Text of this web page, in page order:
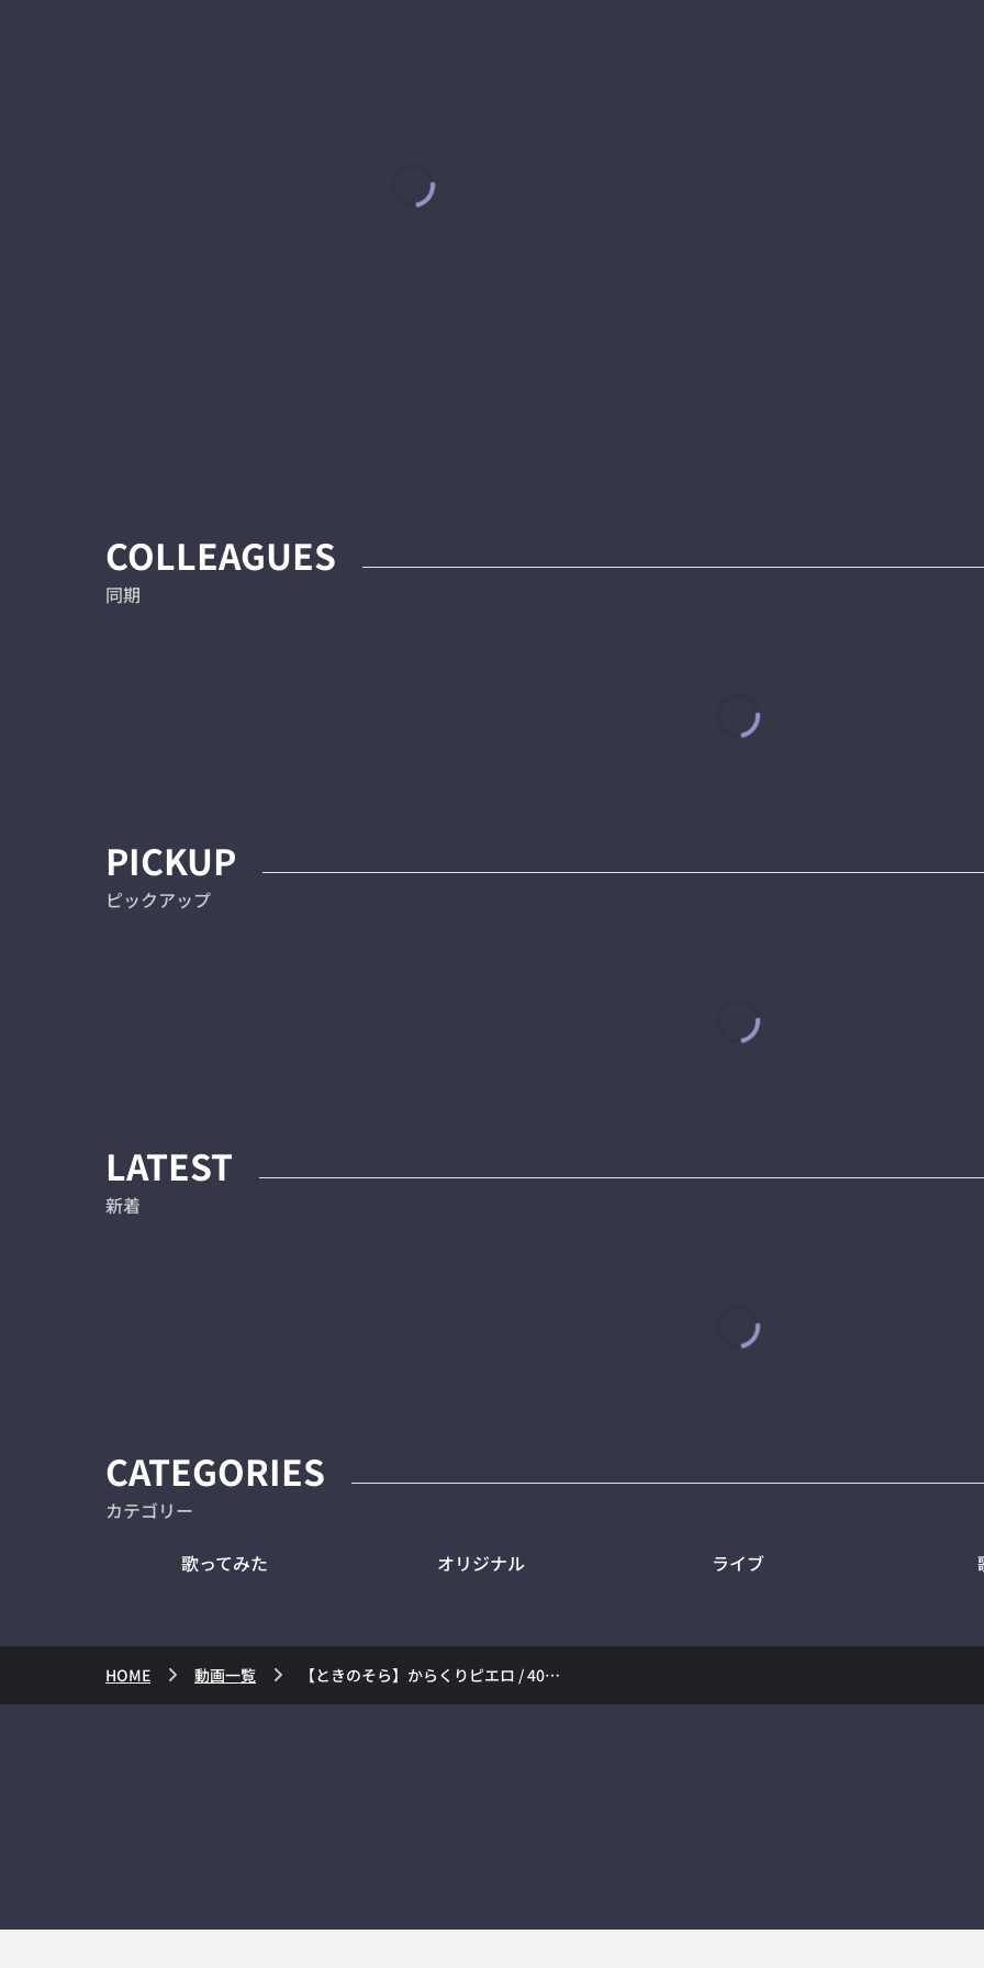
COLLEAGUES
同期
PICKUP
ピックアップ
LATEST
新着
CATEGORIES
カテゴリー
歌ってみた オリジナル ライブ
HOME 動画一覧 【ときのそら】からくりピエロ / 40mP【歌ってみた】